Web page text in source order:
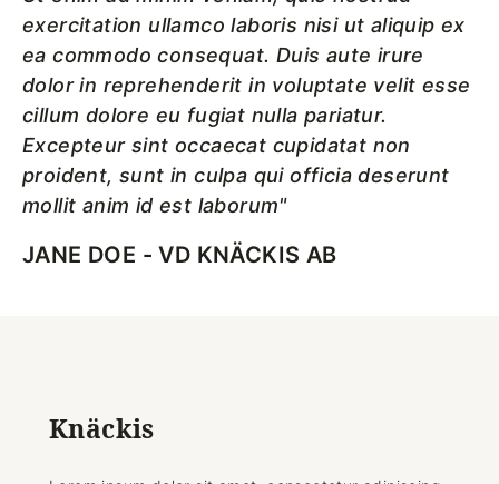
exercitation ullamco laboris nisi ut aliquip ex
ea commodo consequat. Duis aute irure
dolor in reprehenderit in voluptate velit esse
cillum dolore eu fugiat nulla pariatur.
Excepteur sint occaecat cupidatat non
proident, sunt in culpa qui officia deserunt
mollit anim id est laborum"
JANE DOE - VD KNÄCKIS AB
Knäckis